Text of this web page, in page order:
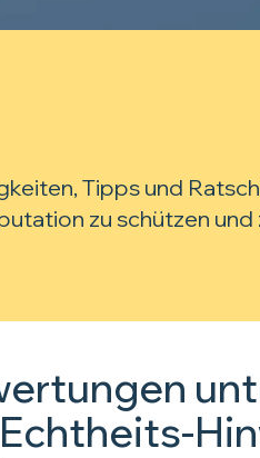
Tipps und
zu schützen und